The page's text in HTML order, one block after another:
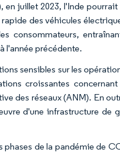
juillet 2023, l'Inde
des véhicules
consommateurs,
l'année précédente.
sensibles sur les
croissantes
des réseaux (ANM). En
d'une infrastructure de
de la pandémie de